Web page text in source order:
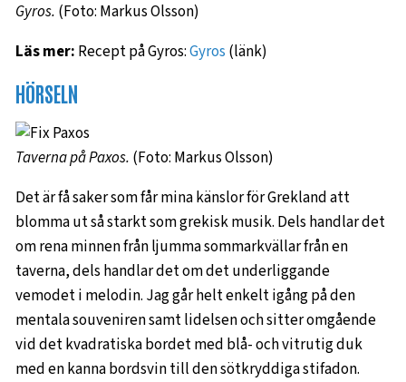
Gyros. (Foto: Markus Olsson)
Läs mer: Recept på Gyros:Gyros (länk)
HÖRSELN
Taverna på Paxos. (Foto: Markus Olsson)
Det är få saker som får mina känslor för Grekland att
blomma ut så starkt som grekisk musik. Dels handlar det
om rena minnen från ljumma sommarkvällar från en
taverna, dels handlar det om det underliggande
vemodet i melodin. Jag går helt enkelt igång på den
mentala souveniren samt lidelsen och sitter omgående
vid det kvadratiska bordet med blå- och vitrutig duk
med en kanna bordsvin till den sötkryddiga stifadon.